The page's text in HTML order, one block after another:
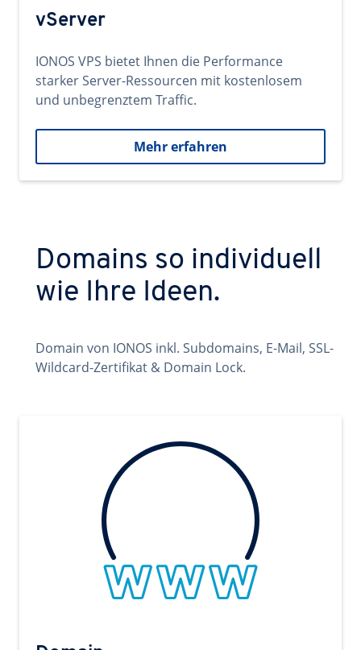
vServer
IONOS VPS bietet Ihnen die Performance
starker Server-Ressourcen mit kostenlosem
und unbegrenztem Traffic.
Mehr erfahren
Domains so individuell
wie Ihre Ideen.
Domain von IONOS inkl. Subdomains, E-Mail, SSL-
Wildcard-Zertifikat & Domain Lock.